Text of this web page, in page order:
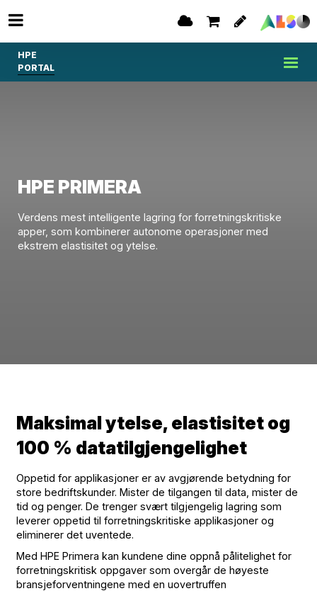
HPE
PORTAL
HPE PRIMERA
Verdens mest intelligente lagring for forretningskritiske
apper, som kombinerer autonome operasjoner med
ekstrem elastisitet og ytelse.
Maksimal ytelse, elastisitet og
100 % datatilgjengelighet
Oppetid for applikasjoner er av avgjørende betydning for
store bedriftskunder. Mister de tilgangen til data, mister de
tid og penger. De trenger svært tilgjengelig lagring som
leverer oppetid til forretningskritiske applikasjoner og
eliminerer det uventede.
Med HPE Primera kan kundene dine oppnå pålitelighet for
forretningskritisk oppgaver som overgår de høyeste
bransjeforventningene med en uovertruffen